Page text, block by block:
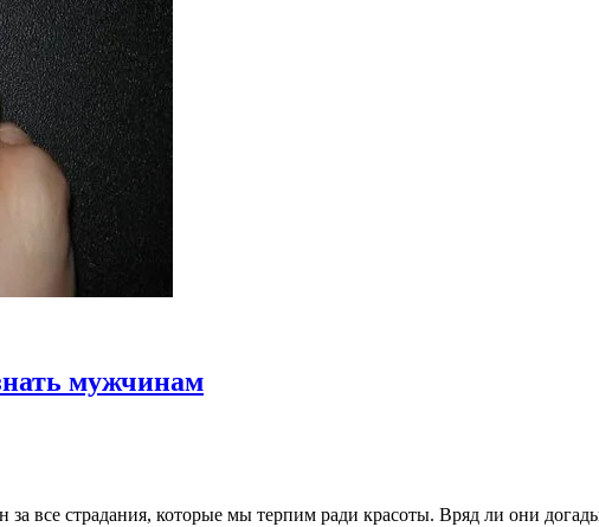
мужчинам
за все страдания, которые мы терпим ради красоты. Вряд ли они